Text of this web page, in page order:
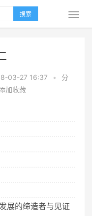
搜索
03-27 16:37 •
分
加收藏
展的缔造者与见证